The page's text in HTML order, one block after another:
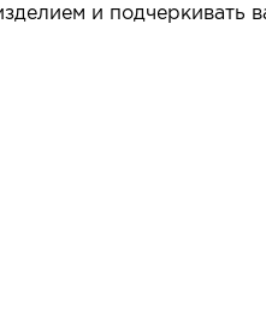
и подчеркивать